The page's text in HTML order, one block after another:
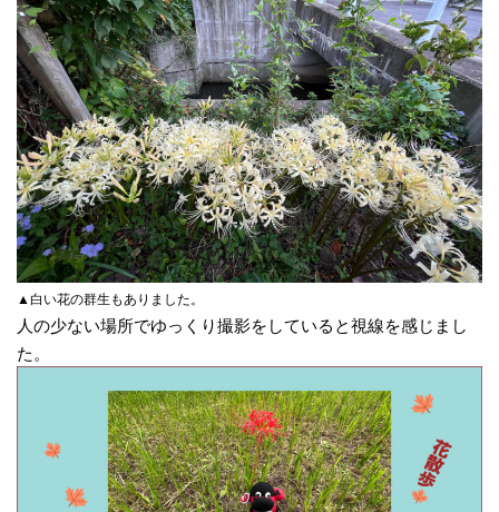
▲白い花の群生もありました。
人の少ない場所でゆっくり撮影をしていると視線を感じまし
た。